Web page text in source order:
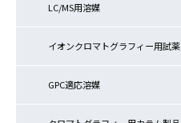
LC/MS用溶媒
イオンクロマトグラフィー用試薬
GPC適応溶媒